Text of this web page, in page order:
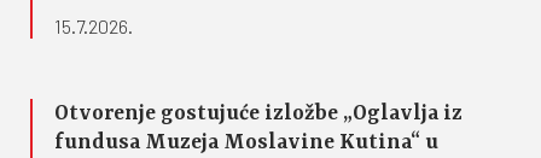
15.7.2026.
Otvorenje gostujuće izložbe „Oglavlja iz
fundusa Muzeja Moslavine Kutina“ u